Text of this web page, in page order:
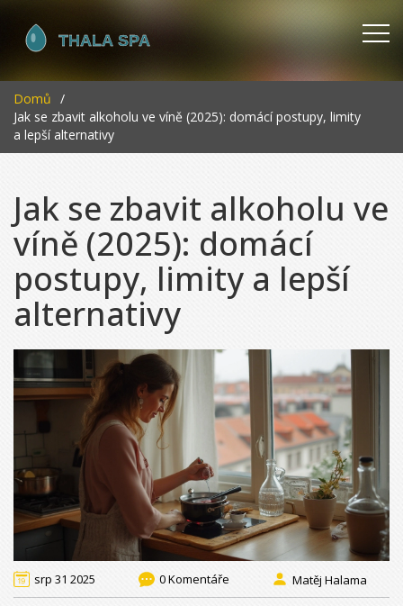
Domů
Jak se zbavit alkoholu ve víně (2025): domácí postupy, limity
a lepší alternativy
Jak se zbavit alkoholu ve
víně (2025): domácí
postupy, limity a lepší
alternativy
srp 31 2025 0 Komentáře Matěj Halama